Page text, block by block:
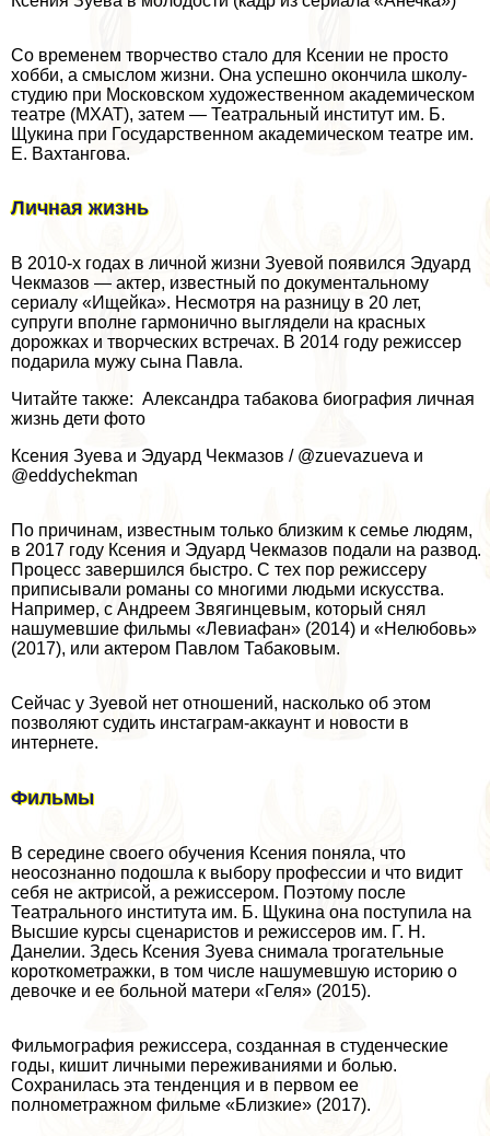
Со временем творчество стало для Ксении не просто
хобби, а смыслом жизни. Она успешно окончила школу-
студию при Московском художественном академическом
театре (МХАТ), затем — Театральный институт им. Б.
Щукина при Государственном академическом театре им.
Е. Вахтангова.
Личная жизнь
В 2010-х годах в личной жизни Зуевой появился Эдуард
Чекмaзoв — актер, известный по документальному
сериалу «Ищейка». Несмотря на разницу в 20 лет,
супруги вполне гармонично выглядели на красных
дорожках и творческих встречах. В 2014 году режиссер
подарила мужу сына Павла.
Читайте также: Александра табакова биография личная
жизнь дети фото
Ксения Зуева и Эдуард Чекмaзoв / @zuevazueva и
@eddychekman
По причинам, известным только близким к семье людям,
в 2017 году Ксения и Эдуард Чекмaзoв подали на развод.
Процесс завершился быстро. С тех пор режиссеру
приписывали романы со многими людьми искусства.
Например, с Андреем Звягинцевым, который снял
нашумевшие фильмы «Левиафан» (2014) и «Нелюбовь»
(2017), или актером Павлом Табаковым.
Сейчас у Зуевой нет отношений, насколько об этом
позволяют судить инстаграм-аккаунт и новости в
интернете.
Фильмы
В середине своего обучения Ксения поняла, что
неосознанно подошла к выбору профессии и что видит
себя не актрисой, а режиссером. Поэтому после
Театрального института им. Б. Щукина она поступила на
Высшие курсы сценаристов и режиссеров им. Г. Н.
Данелии. Здесь Ксения Зуева снимала трогательные
короткометражки, в том числе нашумевшую историю о
дeвoчке и ее больной матери «Геля» (2015).
Фильмография режиссера, созданная в студенческие
годы, кишит личными переживаниями и болью.
Сохранилась эта тенденция и в первом ее
полнометражном фильме «Близкие» (2017).